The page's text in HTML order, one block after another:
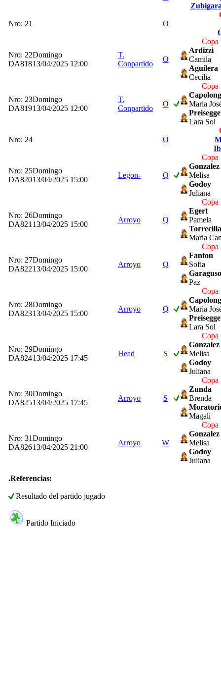
Nro: 21 O
Nro: 22
DA818
Domingo
13/04/2025 12:00
T.
Conpartido
O
Copa
Ardizzi
Camila
Aguilera
Cecilia
Nro: 23
DA819
Domingo
13/04/2025 12:00
T.
Conpartido
O
Copa
Maria
Lara Sol
Nro: 24 O
Nro: 25
DA820
Domingo
13/04/2025 15:00
Legon- Q
Copa
Gonzalez
Melisa
Godoy
Juliana
Nro: 26
DA821
Domingo
13/04/2025 15:00
Arroyo Q
Copa
Egert
Pamela
Torrecilla
Maria
Nro: 27
DA822
Domingo
13/04/2025 15:00
Arroyo Q
Copa
Fanton
Sofia
Garaguso
Paz
Nro: 28
DA823
Domingo
13/04/2025 15:00
Arroyo Q
Copa
Maria
Lara Sol
Nro: 29
DA824
Domingo
13/04/2025 17:45
Head S
Copa
Gonzalez
Melisa
Godoy
Juliana
Nro: 30
DA825
Domingo
13/04/2025 17:45
Arroyo S
Copa
Zunda
Brenda
Magali
Nro: 31
DA826
Domingo
13/04/2025 21:00
Arroyo W
Copa
Gonzalez
Melisa
Godoy
Juliana
.Referencias:
Resultado del partido jugado
Partido Iniciado